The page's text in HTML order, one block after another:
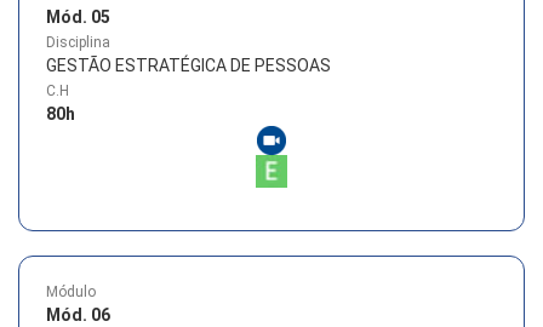
Mód. 05
Disciplina
GESTÃO ESTRATÉGICA DE PESSOAS
C.H
80h
Módulo
Mód. 06